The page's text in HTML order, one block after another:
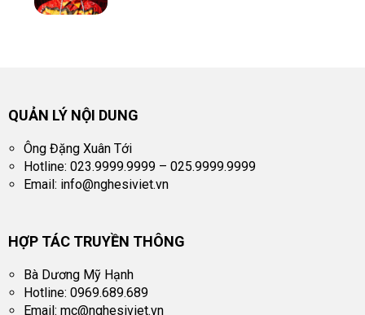
QUẢN LÝ NỘI DUNG
Ông Đặng Xuân Tới
Hotline: 023.9999.9999 – 025.9999.9999
Email: info@nghesiviet.vn
HỢP TÁC TRUYỀN THÔNG
Bà Dương Mỹ Hạnh
Hotline: 0969.689.689
Email:mc@nghesiviet.vn